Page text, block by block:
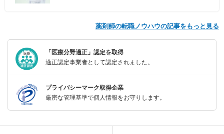
薬剤師の転職ノウハウの記事をもっと見る
「医療分野適正」認定を取得
適正認定事業者として認定されました。
プライバシーマーク取得企業
厳密な管理基準で個人情報をお守りします。